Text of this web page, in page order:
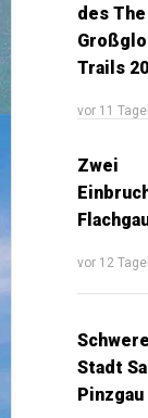
des
Trails
vor 11
Zwei
vor 12
Stadt
Pinzgau